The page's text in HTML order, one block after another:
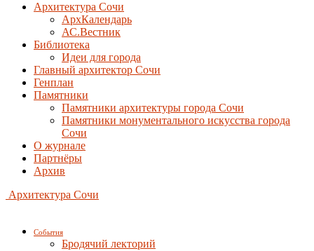
Архитектура Сочи
АрхКалендарь
АС.Вестник
Библиотека
Идеи для города
Главный архитектор Сочи
Генплан
Памятники
Памятники архитектуры города Сочи
Памятники монументального искусства города
Сочи
О журнале
Партнёры
Архив
Архитектура Сочи
События
Бродячий лекторий